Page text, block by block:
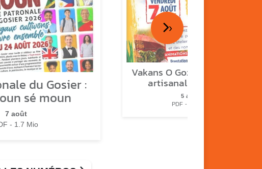
du Gosier :
sé moun
7 août
- 1.7 Mio
Vakans O Gozyé : le village
artisanal du Gosier
5 août
PDF - 1.2 Mio
›